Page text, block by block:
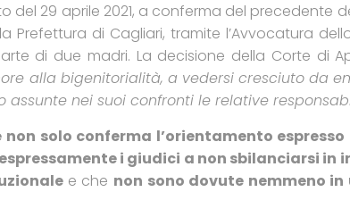
29 aprile 2021, a conferma del precedente
Prefettura di Cagliari, tramite l’Avvocatura
di due madri. La decisione della Corte di
alla bigenitorialità, a vedersi cresciuto da
nei suoi confronti le relative
solo conferma l’orientamento
i giudici a non sbilanciarsi in
e che non sono dovute nemmeno